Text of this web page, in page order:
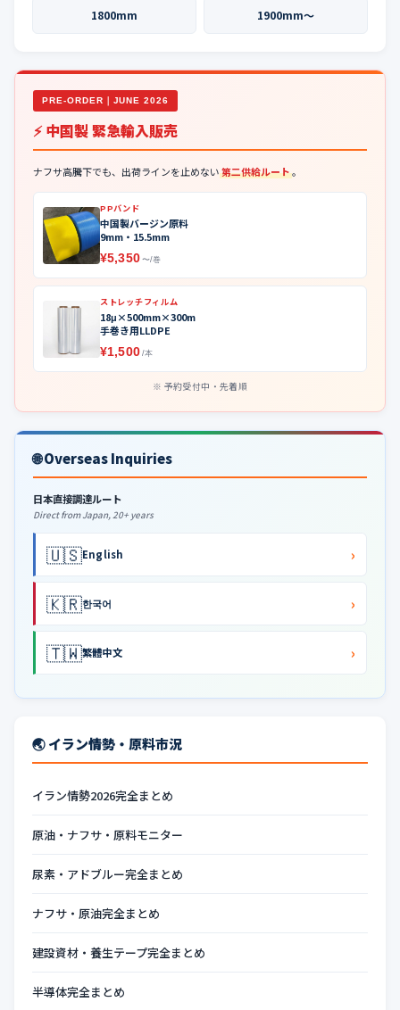
1800mm 1900mm〜
PRE-ORDER｜JUNE 2026
⚡ 中国製 緊急輸入販売
ナフサ高騰下でも、出荷ラインを止めない第二供給ルート。
PPバンド
中国製バージン原料
9mm・15.5mm
¥5,350 〜/巻
ストレッチフィルム
18μ×500mm×300m
手巻き用LLDPE
¥1,500 /本
予約受付中・先着順
🌐 Overseas Inquiries
日本直接調達ルート
Direct from Japan, 20+ years
🇺🇸English ›
🇰🇷한국어 ›
🇹🇼繁體中文 ›
🌏 イラン情勢・原料市況
イラン情勢2026完全まとめ
原油・ナフサ・原料モニター
尿素・アドブルー完全まとめ
ナフサ・原油完全まとめ
建設資材・養生テープ完全まとめ
半導体完全まとめ